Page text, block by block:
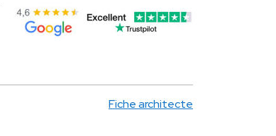
Fiche architecte